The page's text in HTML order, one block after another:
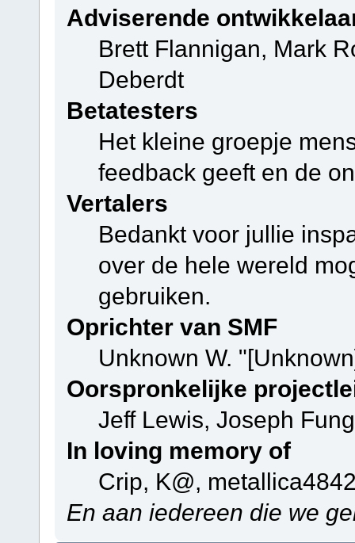
Adviserende
Brett Flannigan, Mark
Deberdt
Betatesters
Het kleine groepje
feedback geeft en de
Vertalers
Bedankt voor jullie
over de hele wereld
gebruiken.
Oprichter van SMF
Unknown W.
Oorspronkelijke
Jeff Lewis, Joseph
In loving memory of
Crip, K@,
En aan iedereen die we